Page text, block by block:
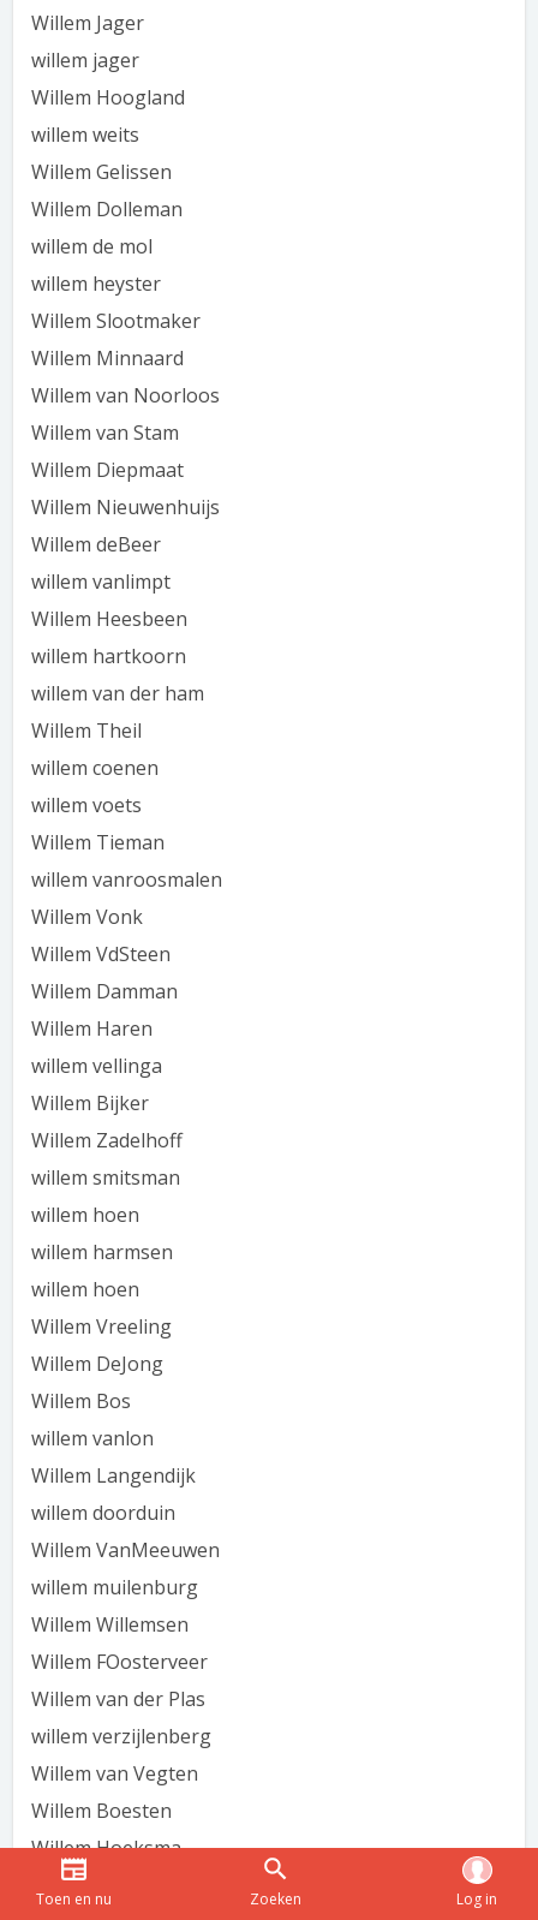
Willem Jager
willem jager
Willem Hoogland
willem weits
Willem Gelissen
Willem Dolleman
willem de mol
willem heyster
Willem Slootmaker
Willem Minnaard
Willem van Noorloos
Willem van Stam
Willem Diepmaat
Willem Nieuwenhuijs
Willem deBeer
willem vanlimpt
Willem Heesbeen
willem hartkoorn
willem van der ham
Willem Theil
willem coenen
willem voets
Willem Tieman
willem vanroosmalen
Willem Vonk
Willem VdSteen
Willem Damman
Willem Haren
willem vellinga
Willem Bijker
Willem Zadelhoff
willem smitsman
willem hoen
willem harmsen
willem hoen
Willem Vreeling
Willem DeJong
Willem Bos
willem vanlon
Willem Langendijk
willem doorduin
Willem VanMeeuwen
willem muilenburg
Willem Willemsen
Willem FOosterveer
Willem van der Plas
willem verzijlenberg
Willem van Vegten
Willem Boesten
Willem Hoeksma
Willem Boon
Toen en nu Zoeken Log in